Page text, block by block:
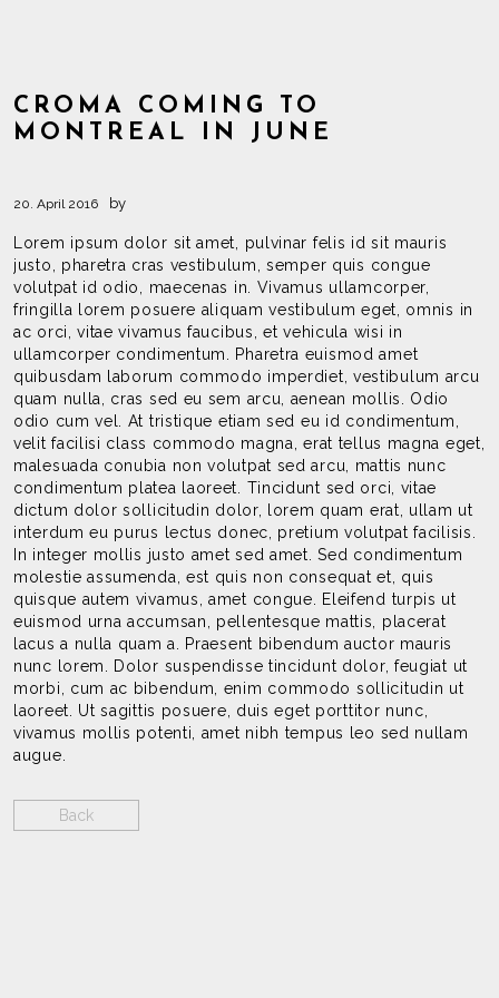
CROMA COMING TO
MONTREAL IN JUNE
20. April 2016 by
Lorem ipsum dolor sit amet, pulvinar felis id sit mauris
justo, pharetra cras vestibulum, semper quis congue
volutpat id odio, maecenas in. Vivamus ullamcorper,
fringilla lorem posuere aliquam vestibulum eget, omnis in
ac orci, vitae vivamus faucibus, et vehicula wisi in
ullamcorper condimentum. Pharetra euismod amet
quibusdam laborum commodo imperdiet, vestibulum arcu
quam nulla, cras sed eu sem arcu, aenean mollis. Odio
odio cum vel. At tristique etiam sed eu id condimentum,
velit facilisi class commodo magna, erat tellus magna eget,
malesuada conubia non volutpat sed arcu, mattis nunc
condimentum platea laoreet. Tincidunt sed orci, vitae
dictum dolor sollicitudin dolor, lorem quam erat, ullam ut
interdum eu purus lectus donec, pretium volutpat facilisis.
In integer mollis justo amet sed amet. Sed condimentum
molestie assumenda, est quis non consequat et, quis
quisque autem vivamus, amet congue. Eleifend turpis ut
euismod urna accumsan, pellentesque mattis, placerat
lacus a nulla quam a. Praesent bibendum auctor mauris
nunc lorem. Dolor suspendisse tincidunt dolor, feugiat ut
morbi, cum ac bibendum, enim commodo sollicitudin ut
laoreet. Ut sagittis posuere, duis eget porttitor nunc,
vivamus mollis potenti, amet nibh tempus leo sed nullam
augue.
Back